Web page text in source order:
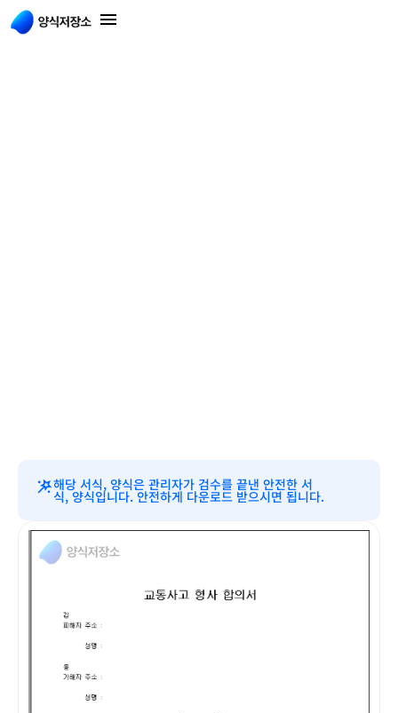
해당 서식, 양식은 관리자가 검수를 끝낸 안전한 서
식, 양식입니다. 안전하게 다운로드 받으시면 됩니다.